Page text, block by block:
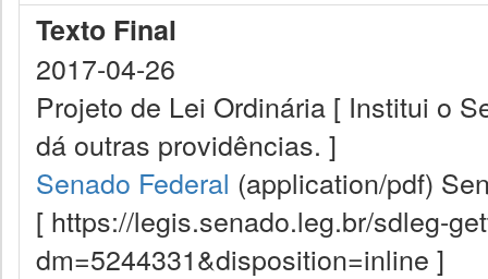
Texto Final
2017-04-26
Projeto de Lei Ordinária [ Institui o
dá outras providências. ]
Senado Federal (application/pdf)
[ https://legis.senado.leg.br/sdleg-
dm=5244331&disposition=inline ]